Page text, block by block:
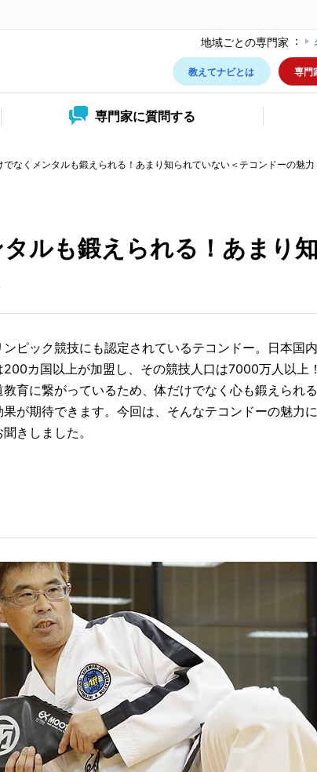
地域ごとの専門家
教えてナビとは 専門
専門家に質問する
でなくメンタルも鍛えられる！あまり知られていない＜テコンドーの魅力
ルも鍛えられる！あまり
ピック競技にも認定されているテコンドー。日本国
200カ国以上が加盟し、その競技人口は7000万人以
育に繋がっているため、体だけでなく心も鍛えられ
が期待できます。今回は、そんなテコンドーの魅力
きしました。